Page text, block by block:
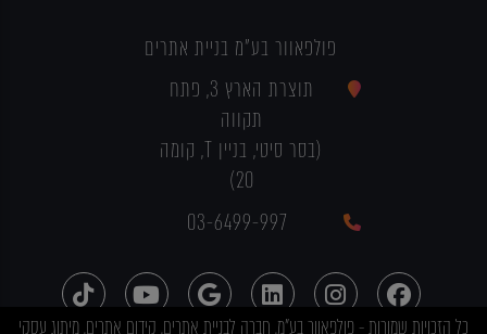
פולפאוור בע"מ בניית אתרים
תוצרת הארץ 3, פתח
תקווה
(בסר סיטי, בניין T, קומה
20)
03-6499-997
כל הזכויות שמורות - פולפאוור בע"מ, חברה לבניית אתרים, קידום אתרים, מיתוג עסקי